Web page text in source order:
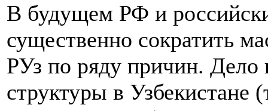
В будущем РФ и
существенно сократить
РУз по ряду причин. Дело
структуры в Узбекистане